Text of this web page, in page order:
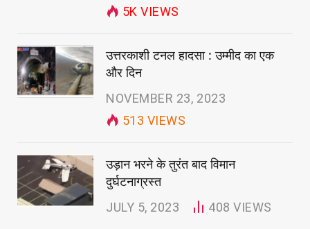
5KVIEWS
उत्तरकाशी टनल हादसा : उम्मीद का एक
और दिन
NOVEMBER 23, 2023
513 VIEWS
उड़ान भरने के तुरंत बाद विमान
दुर्घटनाग्रस्त
JULY 5, 2023 408VIEWS